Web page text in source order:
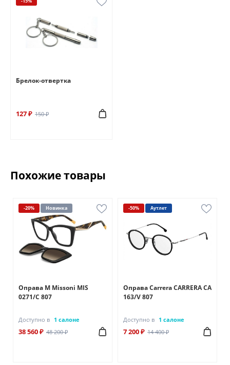
Брелок-отвертка
127 ₽ 150 ₽
Похожие товары
-20% Новинка
Оправа M Missoni MIS
0271/C 807
Доступно в 1 салоне
38 560 ₽ 48 200 ₽
-50% Аутлет
Оправа Carrera CARRERA CA
163/V 807
Доступно в 1 салоне
7 200 ₽ 14 400 ₽